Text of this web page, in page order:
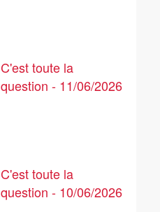
C'est toute la
question - 11/06/2026
C'est toute la
question - 10/06/2026